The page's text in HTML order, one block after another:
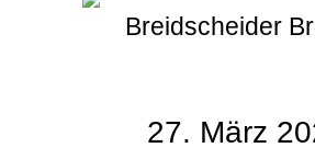
Breidscheider
27. März